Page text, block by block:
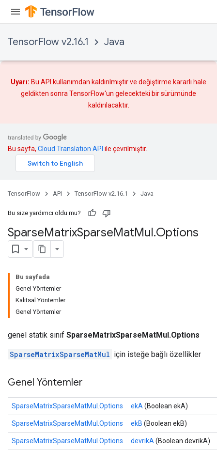
TensorFlow v2.16.1 Java
Uyarı: Bu API kullanımdan kaldırılmıştır ve değiştirme kararlı hale
geldikten sonra TensorFlow'un gelecekteki bir sürümünde
kaldırılacaktır.
Bu sayfa, Cloud Translation API ile çevrilmiştir.
TensorFlow API TensorFlow v2.16.1 Java
Bu size yardımcı oldu mu?
SparseMatrixSparseMatMul.Options
Bu sayfada
Genel Yöntemler
Kalıtsal Yöntemler
Genel Yöntemler
genel statik sınıf SparseMatrixSparseMatMul.Options
SparseMatrixSparseMatMul için isteğe bağlı özellikler
Genel Yöntemler
SparseMatrixSparseMatMul.Options ekA (Boolean ekA)
SparseMatrixSparseMatMul.Options ekB (Boolean ekB)
SparseMatrixSparseMatMul.Options devrikA (Boolean devrikA)